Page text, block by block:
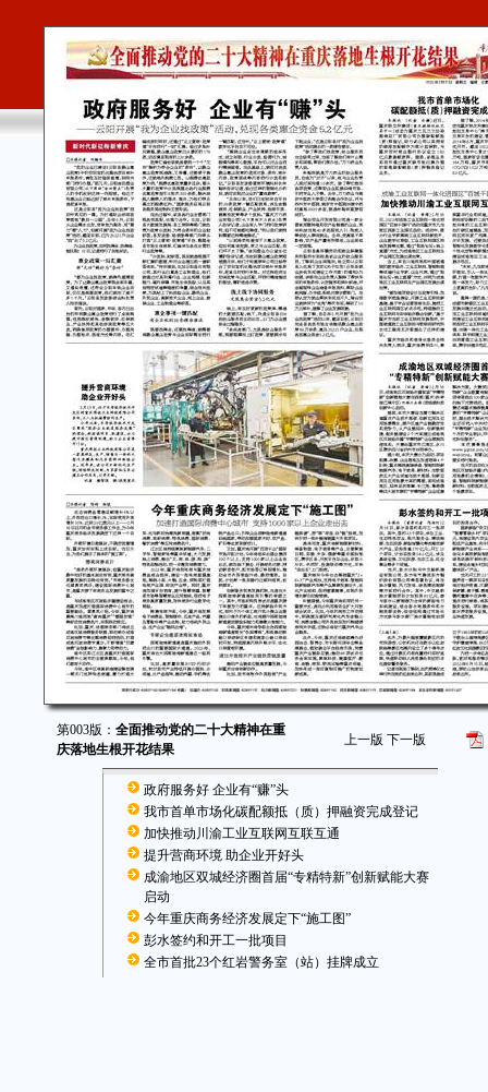
第003版： 全面推动党的二十大精神在重
庆落地生根开花结果
上一版 下一版
政府服务好 企业有“赚”头
我市首单市场化碳配额抵（质）押融资完成登记
加快推动川渝工业互联网互联互通
提升营商环境 助企业开好头
成渝地区双城经济圈首届“专精特新”创新赋能大赛
启动
今年重庆商务经济发展定下“施工图”
彭水签约和开工一批项目
全市首批23个红岩警务室（站）挂牌成立